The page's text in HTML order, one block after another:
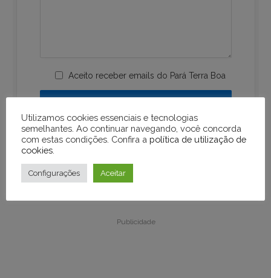
Aceito receber emails do Pará Terra Boa
Publicidade
Publicidade
Utilizamos cookies essenciais e tecnologias
semelhantes. Ao continuar navegando, você concorda
com estas condições. Confira a política de utilização de
cookies
Configurações Aceitar